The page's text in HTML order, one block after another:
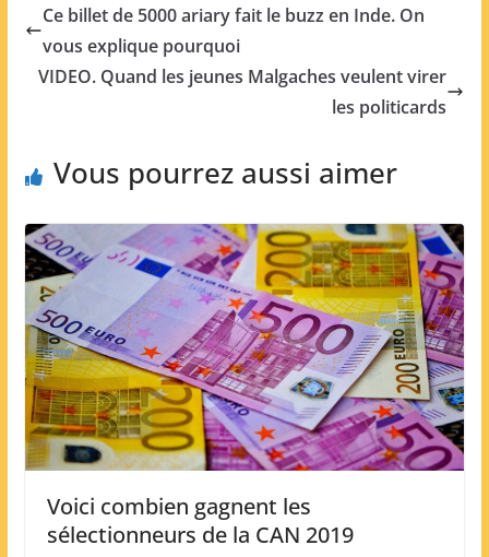
Ce billet de 5000 ariary fait le buzz en Inde. On
vous explique pourquoi
VIDEO. Quand les jeunes Malgaches veulent virer
les politicards
Vous pourrez aussi aimer
Voici combien gagnent les
sélectionneurs de la CAN 2019